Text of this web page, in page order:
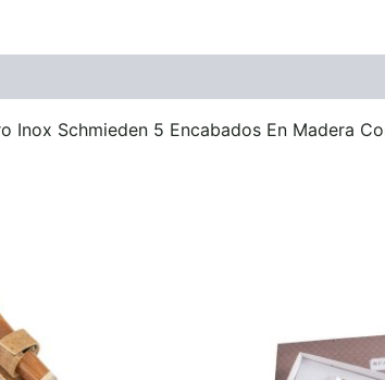
Inox Schmieden 5 Encabados En Madera